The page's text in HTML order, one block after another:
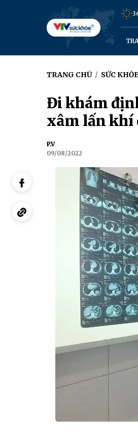
TRANG CHỦ / SỨC KHỎE
Đi khám
xâm lấn khí
P.V
09/08/2022